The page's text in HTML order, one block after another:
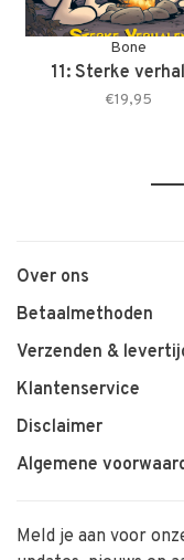
Bone
11: Sterke
€19,95
1
Over ons
Betaalmethoden
Verzenden &
Klantenservice
Disclaimer
Algemene
Meld je aan voor